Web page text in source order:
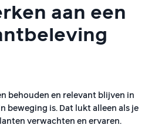
aan een
behouden en relevant blijven in
beweging is. Dat lukt alleen als je
verwachten en ervaren.